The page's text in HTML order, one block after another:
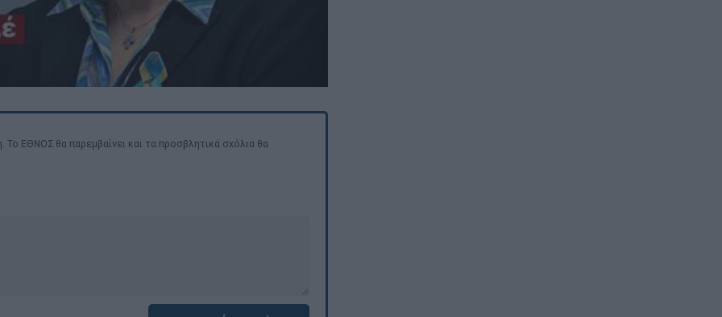
ΕΘΝΟΣ θα παρεμβαίνει και τα προσβλητικά σχόλια θα